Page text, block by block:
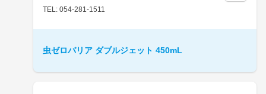
TEL: 054-281-1511
虫ゼロバリア ダブルジェット 450mL